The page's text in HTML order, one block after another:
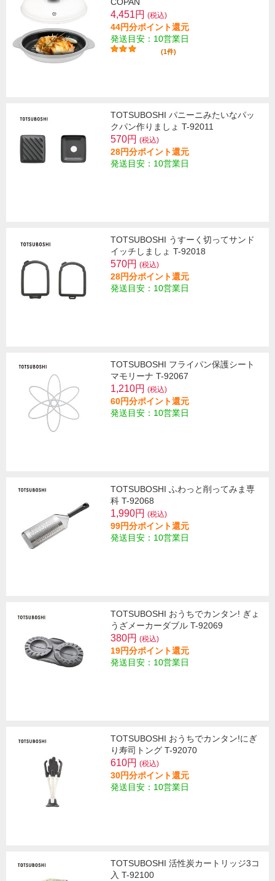
COPAN
4,451円 (税込)
44円分ポイント還元
発送目安：10営業日
(1件)
TOTSUBOSHI パニーニみたいなパッ
クパン作りましょ T-92011
570円 (税込)
28円分ポイント還元
発送目安：10営業日
TOTSUBOSHI うすーく切ってサンド
イッチしましょ T-92018
570円 (税込)
28円分ポイント還元
発送目安：10営業日
TOTSUBOSHI フライパン保護シート
マモリーナ T-92067
1,210円 (税込)
60円分ポイント還元
発送目安：10営業日
TOTSUBOSHI ふわっと削ってみま専
科 T-92068
1,990円 (税込)
99円分ポイント還元
発送目安：10営業日
TOTSUBOSHI おうちでカンタン! ぎょ
うざメーカーダブル T-92069
380円 (税込)
19円分ポイント還元
発送目安：10営業日
TOTSUBOSHI おうちでカンタン!にぎ
り寿司トング T-92070
610円 (税込)
30円分ポイント還元
発送目安：10営業日
TOTSUBOSHI 活性炭カートリッジ3コ
入 T-92100